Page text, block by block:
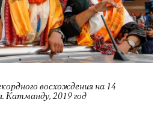
восхождения на 14
Катманду, 2019 год